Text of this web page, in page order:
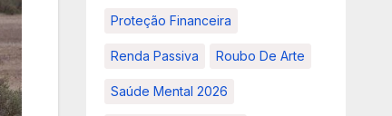
Proteção Financeira
Renda Passiva Roubo De Arte
Saúde Mental 2026